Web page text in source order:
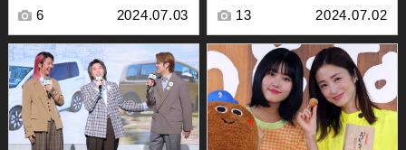
6 2024.07.03 13 2024.07.02